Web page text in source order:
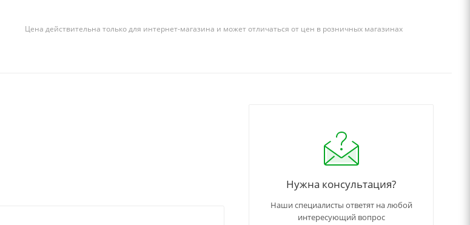
Цена действительна только для интернет-магазина и может отличаться от цен в розничных магазинах
Нужна консультация?
Наши специалисты ответят на любой
интересующий вопрос